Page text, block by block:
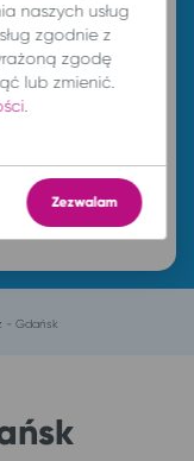
przejazd
- Gdańsk
naszych usług
zgodnie z
zgodę
lub zmienić.
.
Zezwalam